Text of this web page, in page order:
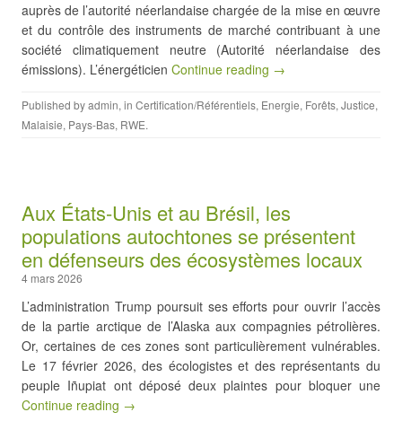
auprès de l’autorité néerlandaise chargée de la mise en œuvre
et du contrôle des instruments de marché contribuant à une
société climatiquement neutre (Autorité néerlandaise des
émissions). L’énergéticien Continue reading →
Published byadmin, in Certification/Référentiels, Energie, Forêts, Justice,
Malaisie, Pays-Bas, RWE.
Aux États-Unis et au Brésil, les
populations autochtones se présentent
en défenseurs des écosystèmes locaux
4 mars 2026
L’administration Trump poursuit ses efforts pour ouvrir l’accès
de la partie arctique de l’Alaska aux compagnies pétrolières.
Or, certaines de ces zones sont particulièrement vulnérables.
Le 17 février 2026, des écologistes et des représentants du
peuple Iñupiat ont déposé deux plaintes pour bloquer une
Continue reading →